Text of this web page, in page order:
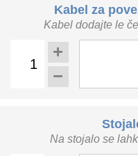
Kabel za
Kabel dodajte le
Na stojalo se